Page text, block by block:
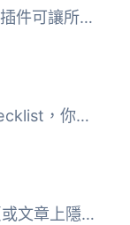
WordPress Frontier Post 插件可讓所有使用者角色在前端輕鬆...
中文： 使用 Frontend Checklist，你可以為你的訪客創建 HTML...
這個外掛允許管理員在單頁或文章上隱藏標題標籤。